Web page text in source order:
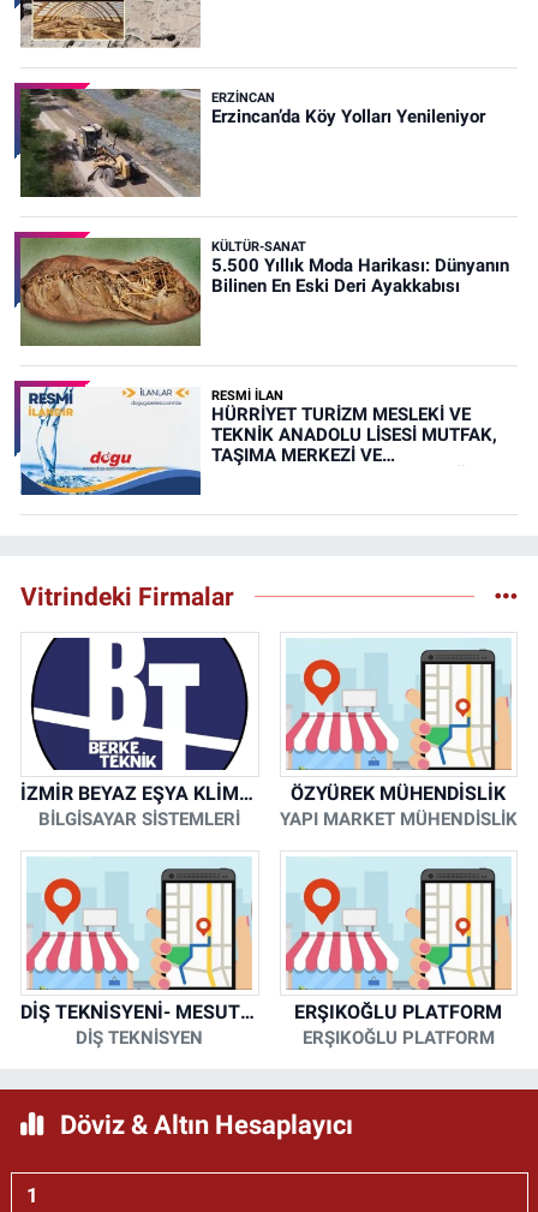
ERZINCAN
Erzincan’da Köy Yolları Yenileniyor
KÜLTÜR-SANAT
5.500 Yıllık Moda Harikası: Dünyanın
Bilinen En Eski Deri Ayakkabısı
RESMİ İLAN
HÜRRİYET TURİZM MESLEKİ VE
TEKNİK ANADOLU LİSESİ MUTFAK,
TAŞIMA MERKEZİ VE
Vitrindeki Firmalar
İZMİR BEYAZ EŞYA KLİMA KOMBİ SERVİSİ
BİLGİSAYAR SİSTEMLERİ
ÖZYÜREK MÜHENDİSLİK
YAPI MARKET MÜHENDİSLİK
DİŞ TEKNİSYENİ- MESUT KORKMAZ
DİŞ TEKNİSYEN
ERŞIKOĞLU PLATFORM
ERŞIKOĞLU PLATFORM
Döviz & Altın Hesaplayıcı